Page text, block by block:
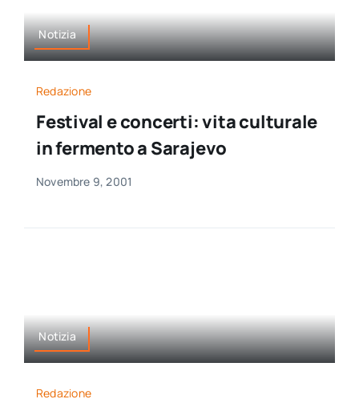
Notizia
Redazione
Festival e concerti: vita culturale
in fermento a Sarajevo
Novembre 9, 2001
Notizia
Redazione